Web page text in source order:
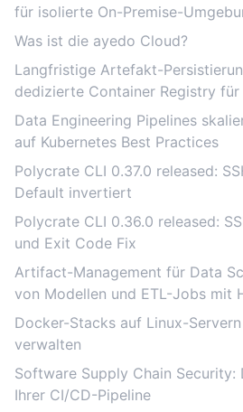
für isolierte On-Premise-
Was ist die ayedo Cloud?
Langfristige Artefakt-
dedizierte Container Registry
Data Engineering Pipelines
auf Kubernetes Best Practices
Polycrate CLI 0.37.0 released:
Default invertiert
Polycrate CLI 0.36.0 released:
und Exit Code Fix
Artifact-Management für Data
von Modellen und ETL-Jobs mit
Docker-Stacks auf Linux-
verwalten
Software Supply Chain Security:
Ihrer CI/CD-Pipeline